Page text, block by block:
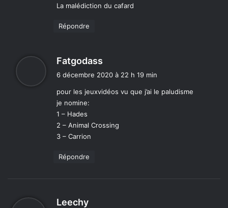
La malédiction du cafard
Répondre
Fatgodass
6 décembre 2020 à 22 h 19 min
pour les jeuxvidéos vu que j’ai le paludisme
je nomine:
1 – Hades
2 – Animal Crossing
3 – Carrion
Répondre
Leechy